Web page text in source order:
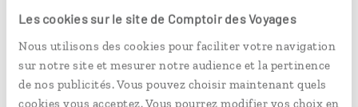
Les cookies sur le site de Comptoir des Voyages
Nous utilisons des cookies pour faciliter votre navigation
sur notre site et mesurer notre audience et la pertinence
de nos publicités. Vous pouvez choisir maintenant quels
cookies vous acceptez. Vous pourrez modifier vos choix en
temps pour découvrir tout ce que
La place importante du
huldufólk dans la
culture islandaise. Imaginaires pour
d’autres, les créatures magiques et